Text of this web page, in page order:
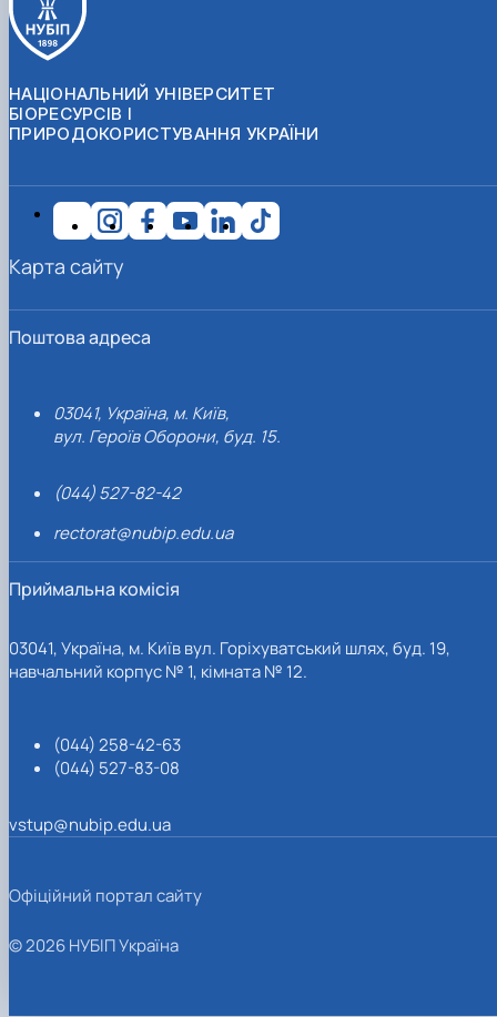
НАЦІОНАЛЬНИЙ УНІВЕРСИТЕТ
БІОРЕСУРСІВ І
ПРИРОДОКОРИСТУВАННЯ УКРАЇНИ
Поштова адреса
03041, Україна, м. Київ,
вул. Героїв Оборони, буд. 15.
(044) 527-82-42
rectorat@nubip.edu.ua
Приймальна комісія
03041, Україна, м. Київ вул. Горіхуватський шлях, буд. 19,
навчальний корпус № 1, кімната № 12.
(044) 258-42-63
(044) 527-83-08
vstup@nubip.edu.ua
Карта сайту
Офіційний портал сайту
© 2026 НУБІП Україна